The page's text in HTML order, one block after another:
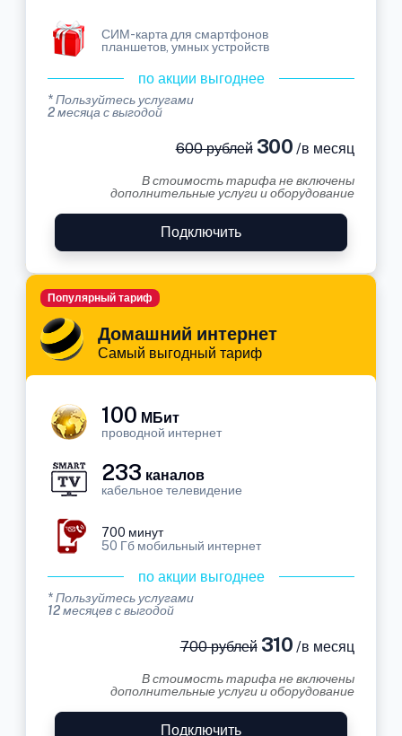
СИМ-карта для смартфонов
планшетов, умных устройств
по акции выгоднее
* Пользуйтесь услугами
2 месяца с выгодой
600 рублей300 /в месяц
В стоимость тарифа не включены
дополнительные услуги и оборудование
Подключить
Домашний интернет
Самый выгодный тариф
Популярный тариф
100 МБит
проводной интернет
233 каналов
кабельное телевидение
700 минут
50 Гб мобильный интернет
по акции выгоднее
* Пользуйтесь услугами
12 месяцев с выгодой
700 рублей310 /в месяц
В стоимость тарифа не включены
дополнительные услуги и оборудование
Подключить